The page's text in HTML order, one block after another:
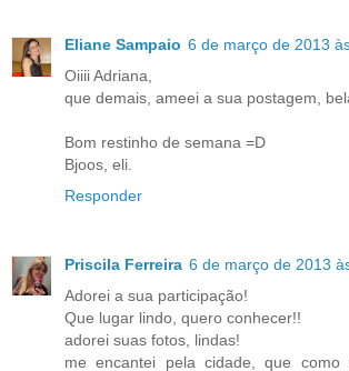
Eliane Sampaio 6 de março de 2013
Oiiii Adriana,
que demais, ameei a sua postagem,
Bom restinho de semana =D
Bjoos, eli.
Responder
Priscila Ferreira 6 de março de 2013
Adorei a sua participação!
Que lugar lindo, quero conhecer!!
adorei suas fotos, lindas!
me encantei pela cidade, que